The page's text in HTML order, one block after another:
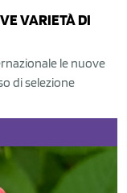
VARIETÀ DI
le nuove
di selezione